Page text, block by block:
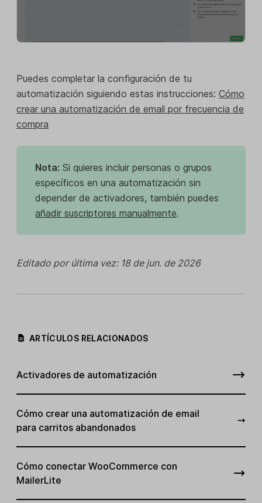
Puedes completar la configuración de tu
automatización siguiendo estas instrucciones: Cómo
crear una automatización de email por frecuencia de
compra
Nota: Si quieres incluir personas o grupos
específicos en una automatización sin
depender de activadores, también puedes
añadir suscriptores manualmente.
Editado por última vez: 18 de jun. de 2026
ARTÍCULOS RELACIONADOS
Activadores de automatización
Cómo crear una automatización de email
para carritos abandonados
Cómo conectar WooCommerce con
MailerLite